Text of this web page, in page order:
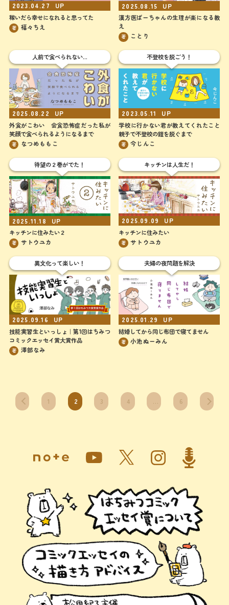
2023.04.27 UP
稼いだら幸せになれると思ってた
著 福々ちえ
2025.08.15 UP
漢方医ばーちゃんの生理が楽になる教
え
著 ことり
人前で食べられない…
2025.08.22 UP
外食がこわい 会食恐怖症だった私が
笑顔で食べられるようになるまで
著 なつめももこ
不登校を脱ごう！
2023.05.11 UP
学校に行かない君が教えてくれたこと
親子で不登校の鎧を脱ぐまで
著 今じんこ
待望の２巻がでた！
2025.11.18 UP
キッチンに住みたい２
著 サトウユカ
キッチンは人生だ！
2025.09.09 UP
キッチンに住みたい
著 サトウユカ
異文化って楽しい！
2025.09.16 UP
技能実習生といっしょ｜第1回はちみつ
コミックエッセイ賞大賞作品
著 澤部なみ
夫婦の夜問題を解決
2025.01.29 UP
結婚してから同じ布団で寝てません
著 小池ぬーみん
1 2 3 4 … 6